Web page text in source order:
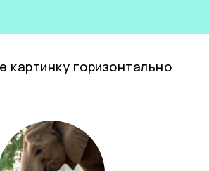
картинку горизонтально